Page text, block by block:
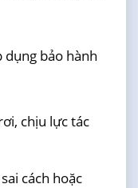
dụng bảo hành
chịu lực tác
cách hoặc